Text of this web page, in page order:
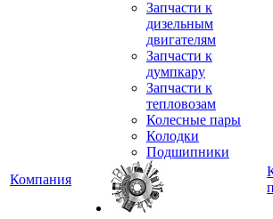
Компания
Запчасти к
дизельным
двигателям
Запчасти к
думпкару
Запчасти к
тепловозам
Колесные пары
Колодки
Подшипники